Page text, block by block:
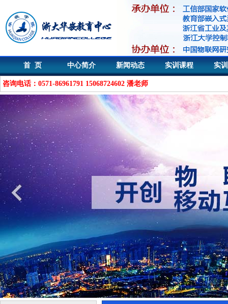
首 页 中心简介 新闻动态 实训课程 实
咨询电话：0571-86961791 15068724602 潘老师